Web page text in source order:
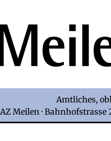
Amtliches,
AZ Meilen · Bahnhofstrasse